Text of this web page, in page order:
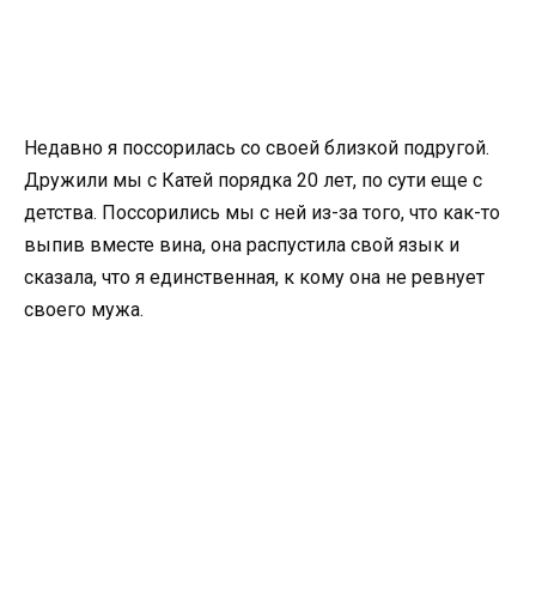
Недавно я поссорилась со своей близкой подругой.
Дружили мы с Катей порядка 20 лет, по сути еще с
детства. Поссорились мы с ней из-за того, что как-то
выпив вместе вина, она распустила свой язык и
сказала, что я единственная, к кому она не ревнует
своего мужа.